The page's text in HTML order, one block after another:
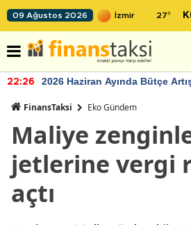
09 Ağustos 2026 27°
22:26 2026 Haziran Ayında Bütçe
FinansTaksi Eko Gündem
Maliye
jetlerine vergi
açtı